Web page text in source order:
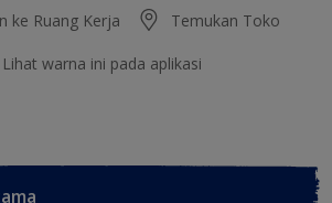
ke Ruang Kerja Temukan Toko
Lihat warna ini pada aplikasi